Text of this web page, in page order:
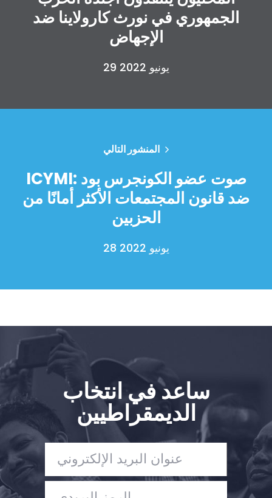
Take Back the Courts
العمل معنا
الصحافة
حفلتك
الإجراء
تبرع
الجمهوري في نورث كارولاينا ضد
الإجهاض
29 يونيو 2022
المنشور التالي
ICYMI: صوت عضو الكونجرس بود
ضد قانون المجتمعات الأكثر أمانًا من
الحزبين
28 يونيو 2022
ساعد في انتخاب
الديمقراطيين